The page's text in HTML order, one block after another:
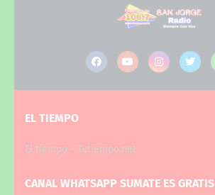
EL TIEMPO
El tiempo - Tutiempo.net
CANAL WHATSAPP SUMATE ES GRATIS